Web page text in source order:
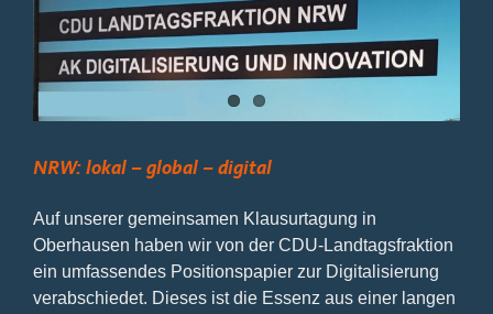
grösseres
Bild
NRW: lokal – global – digital
Auf unserer gemeinsamen Klausurtagung in
Oberhausen haben wir von der CDU-Landtagsfraktion
ein umfassendes Positionspapier zur Digitalisierung
verabschiedet. Dieses ist die Essenz aus einer langen